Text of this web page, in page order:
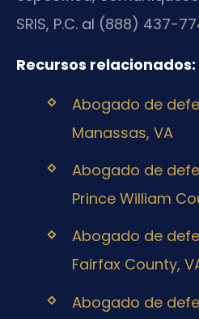
SRIS, P.C. al (888) 437-
Recursos relacionados:
Abogado de
Manassas, VA
Abogado de
Prince William
Abogado de
Fairfax County,
Abogado de